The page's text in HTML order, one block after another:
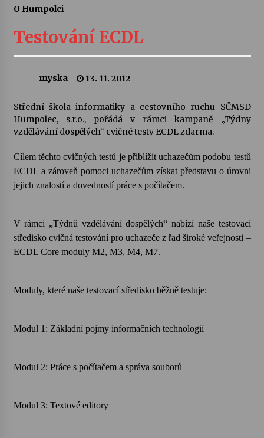
Sukuba Ensemble
4. 8. 2026
Vernisáž výstavy Josefíny Duškové: Stávám se
kapkou
Veselí muzikanti
Pozvánka na integrační festival Quijotova
šedesátka: 28. 7.–1. 8. 2026
Letní koncerty ve Stromovce: Kolchoz a
28. 7. 2026
Votavžatský ploty
17. 7. 2026
O Humpolci
Testování ECDL
myska 13. 11. 2012
Střední škola informatiky a cestovního ruchu SČMSD
Humpolec, s.r.o., pořádá v rámci kampaně „Týdny
vzdělávání dospělých“ cvičné testy ECDL zdarma.
Cílem těchto cvičných testů je přiblížit uchazečům podobu testů
ECDL a zároveň pomoci uchazečům získat představu o úrovni
jejich znalostí a dovedností práce s počítačem.
V rámci „Týdnů vzdělávání dospělých“ nabízí naše testovací
středisko cvičná testování pro uchazeče z řad široké veřejnosti –
ECDL Core moduly M2, M3, M4, M7.
Moduly, které naše testovací středisko běžně testuje:
Modul 1: Základní pojmy informačních technologií
Modul 2: Práce s počítačem a správa souborů
Modul 3: Textové editory